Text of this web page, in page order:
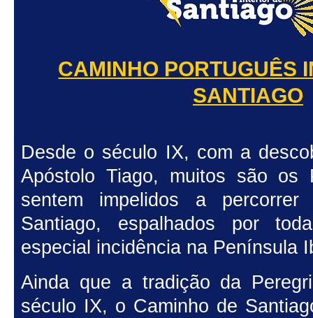
CAMINHO PORTUGUÊS
SANTIAGO
Desde o século IX, com a
Apóstolo Tiago, muitos são os
sentem impelidos a
Santiago, espalhados por
especial incidência na Península
Ainda que a tradição da
século IX, o Caminho de